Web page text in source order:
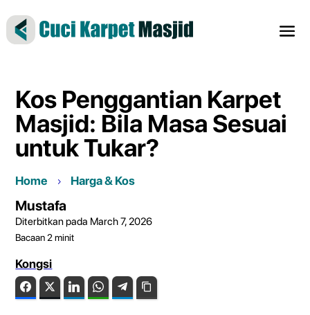
Kos Penggantian Karpet
Masjid: Bila Masa Sesuai
untuk Tukar?
Home Harga & Kos
Mustafa
Diterbitkan pada March 7, 2026
Bacaan 2 minit
Kongsi
FacebookTwitter LinkedIn WhatsAppTelegram